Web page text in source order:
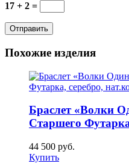
17 + 2 =
Похожие изделия
Браслет «Волки
Старшего
44 500 руб.
Купить